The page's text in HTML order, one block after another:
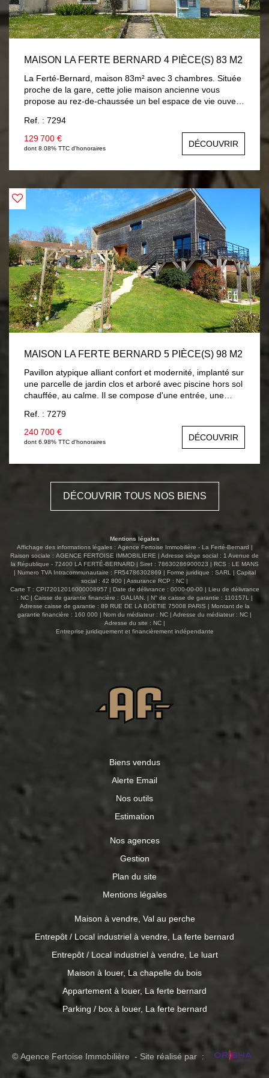
MAISON LA FERTE BERNARD 4 PIÈCE(S) 83 M2
La Ferté-Bernard, maison 83m² avec 3 chambres. Située
proche de la gare, cette jolie maison ancienne vous
propose au rez-de-chaussée un bel espace de vie ouvert
cuisine aménagée équipée. Au même niveau, vous
trouverez également une chambre de 13.50m², une salle
d'eau de 5m² avec douche italienne et un wc. A l'étage :
un palier avec placards dessert deux chambres
mansardées. Jardin avec garage indépendant. Chauffage
par pompe à chaleur récente (10/2022) au rez-de-
chaussée et radiateurs électriques à l'étage. Menuiseries
bois double vitrage.
Ref. : 7294
129 700 €
dont 8.08% TTC d'honoraires DÉCOUVRIR
MAISON LA FERTE BERNARD 5 PIÈCE(S) 98 M2
Pavillon atypique alliant confort et modernité, implanté sur
une parcelle de jardin clos et arboré avec piscine hors sol
chauffée, au calme. Il se compose d'une entrée, une
vous accédez sur une terrasse surplombant le jardin avec
vue sur campagne, dégagement distribuant : chambre ,
salle d'eau, wc avec lave-mains. Une mezzanine accueille
un salon cosy, chambre mansardée , salle de bains et wc.
En rez-de-jardin : pièce à usage de chambre ou salon
climatisation réversible. Volets roulants solaires. A
découvrir...
Ref. : 7279
240 700 €
dont 6.98% TTC d'honoraires DÉCOUVRIR
DÉCOUVRIR TOUS NOS BIENS
Mentions légales
Affichage des informations légales : Agence Fertoise Immobilière - La Ferté-Bernard |
Raison sociale : AGENCE FERTOISE IMMOBILIERE | Adresse siège social : 1 Avenue de
la République - 72400 LA FERTÉ-BERNARD | Siret : 78630286900023 | RCS : LE MANS
| Numero TVA Intracommunautaire : FR54786302869 | Forme juridique : SARL | Capital
social : 42 800 | Assurance RCP : NC |
Carte T : CPI72012016000008957 | Date de délivrance : 0000-00-00 | Lieu de délivrance
: NC | Caisse de garantie financière : GALIAN. | N° de caisse de garantie : 110157L |
Adresse caisse de garantie : 89 RUE DE LA BOETIE 75008 PARIS | Montant de la
garantie financière : 160 000 | Nom du médiateur : NC | Adresse du médiateur : NC |
Adresse du site : NC |
Entreprise juridiquement et financièrement indépendante
Biens vendus
Alerte Email
Nos outils
Estimation
Nos agences
Gestion
Plan du site
Mentions légales
Maison à vendre, Val au perche
Entrepôt / Local industriel à vendre, La ferte bernard
Entrepôt / Local industriel à vendre, Le luart
Maison à louer, La chapelle du bois
Appartement à louer, La ferte bernard
Parking / box à louer, La ferte bernard
© Agence Fertoise Immobilière - Site réalisé par :